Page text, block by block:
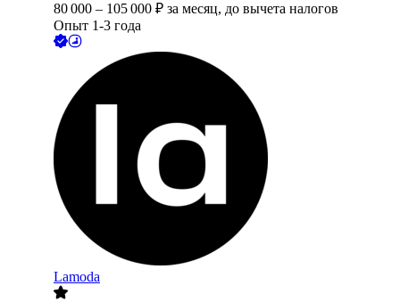
80 000 – 105 000 ₽ за месяц, до вычета налогов
Опыт 1-3 года
Lamoda